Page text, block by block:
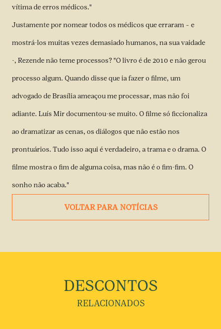
vítima de erros médicos."
Justamente por nomear todos os médicos que erraram – e
mostrá-los muitas vezes demasiado humanos, na sua vaidade
-, Rezende não teme processos? "O livro é de 2010 e não gerou
processo algum. Quando disse que ia fazer o filme, um
advogado de Brasília ameaçou me processar, mas não foi
adiante. Luís Mir documentou-se muito. O filme só ficcionaliza
ao dramatizar as cenas, os diálogos que não estão nos
prontuários. Tudo isso aqui é verdadeiro, a trama e o drama. O
filme mostra o fim de alguma coisa, mas não é o fim-fim. O
sonho não acaba."
VOLTAR PARA NOTÍCIAS
DESCONTOS
RELACIONADOS